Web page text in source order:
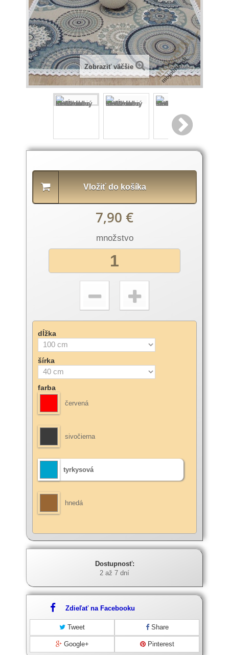
Zobraziť väčšie
Vložiť do košíka
7,90 €
množstvo
dĺžka
šírka
farba
červená
sivočierna
tyrkysová
hnedá
Dostupnosť:
2 až 7 dní
Zdieľať na Facebooku
Tweet Share
Google+ Pinterest
produktu